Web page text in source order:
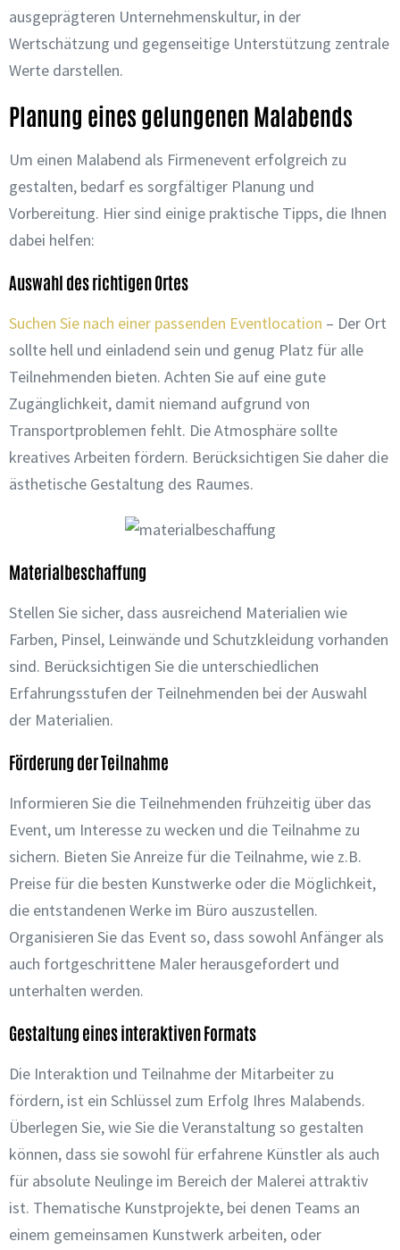
ausgeprägteren Unternehmenskultur, in der
Wertschätzung und gegenseitige Unterstützung zentrale
Werte darstellen.
Planung eines gelungenen Malabends
Um einen Malabend als Firmenevent erfolgreich zu
gestalten, bedarf es sorgfältiger Planung und
Vorbereitung. Hier sind einige praktische Tipps, die Ihnen
dabei helfen:
Auswahl des richtigen Ortes
Suchen Sie nach einer passenden Eventlocation – Der Ort
sollte hell und einladend sein und genug Platz für alle
Teilnehmenden bieten. Achten Sie auf eine gute
Zugänglichkeit, damit niemand aufgrund von
Transportproblemen fehlt. Die Atmosphäre sollte
kreatives Arbeiten fördern. Berücksichtigen Sie daher die
ästhetische Gestaltung des Raumes.
Materialbeschaffung
Stellen Sie sicher, dass ausreichend Materialien wie
Farben, Pinsel, Leinwände und Schutzkleidung vorhanden
sind. Berücksichtigen Sie die unterschiedlichen
Erfahrungsstufen der Teilnehmenden bei der Auswahl
der Materialien.
Förderung der Teilnahme
Informieren Sie die Teilnehmenden frühzeitig über das
Event, um Interesse zu wecken und die Teilnahme zu
sichern. Bieten Sie Anreize für die Teilnahme, wie z.B.
Preise für die besten Kunstwerke oder die Möglichkeit,
die entstandenen Werke im Büro auszustellen.
Organisieren Sie das Event so, dass sowohl Anfänger als
auch fortgeschrittene Maler herausgefordert und
unterhalten werden.
Gestaltung eines interaktiven Formats
Die Interaktion und Teilnahme der Mitarbeiter zu
fördern, ist ein Schlüssel zum Erfolg Ihres Malabends.
Überlegen Sie, wie Sie die Veranstaltung so gestalten
können, dass sie sowohl für erfahrene Künstler als auch
für absolute Neulinge im Bereich der Malerei attraktiv
ist. Thematische Kunstprojekte, bei denen Teams an
einem gemeinsamen Kunstwerk arbeiten, oder